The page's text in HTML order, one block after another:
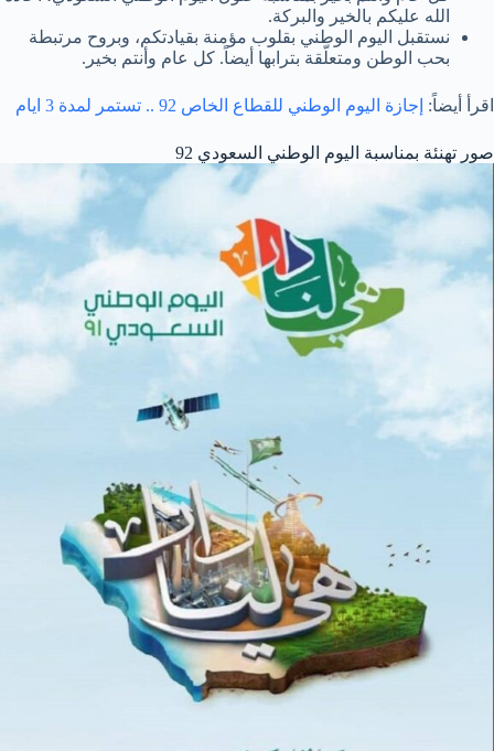
الله عليكم بالخير والبركة.
نستقبل اليوم الوطني بقلوب مؤمنة بقيادتكم، وبروح مرتبطة
بحب الوطن ومتعلّقة بترابها أيضاً. كل عام وأنتم بخير.
اقرأ أيضاً: إجازة اليوم الوطني للقطاع الخاص 92 .. تستمر لمدة 3 ايام
صور تهنئة بمناسبة اليوم الوطني السعودي 92